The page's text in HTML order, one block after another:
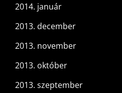
2014. január
2013. december
2013. november
2013. október
2013. szeptember